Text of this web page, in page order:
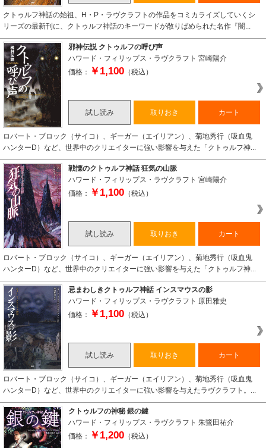
クトゥルフ神話の始祖、H・P・ラヴクラフトの作品をコミカライズしていくシ
リーズの最新刊に、クトゥルフ神話のキーワードが散りばめられた名作『闇...
邪神伝説 クトゥルフの呼び声
ハワード・フィリップス・ラヴクラフト 宮崎陽介
価格：
￥1,100 （税込）
試し読み 取りおき カート
ロバート・ブロック（サイコ）、ギーガー（エイリアン）、菊地秀行（吸血鬼
ハンターD）など、世界中のクリエイターに強い影響を与えた「クトゥルフ神...
戦慄のクトゥルフ神話 狂気の山脈
ハワード・フィリップス・ラヴクラフト 宮崎陽介
価格：
￥1,100 （税込）
試し読み 取りおき カート
ロバート・ブロック（サイコ）、ギーガー（エイリアン）、菊地秀行（吸血鬼
ハンターD）など、世界中のクリエイターに強い影響を与えた「クトゥルフ神...
忌まわしきクトゥルフ神話 インスマウスの影
ハワード・フィリップス・ラヴクラフト 原田雅史
価格：
￥1,100 （税込）
試し読み 取りおき カート
ロバート・ブロック（サイコ）、ギーガー（エイリアン）、菊地秀行（吸血鬼
ハンターD）など、世界中のクリエイターに強い影響を与えたラヴクラフト。...
クトゥルフの神秘 銀の鍵
ハワード・フィリップス・ラヴクラフト 朱鷺田祐介
価格：
￥1,200 （税込）